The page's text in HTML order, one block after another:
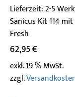
Lieferzeit:2-5
Sanicus Kit 114
Fresh
62,95€
exkl. 19 % MwSt.
zzgl.